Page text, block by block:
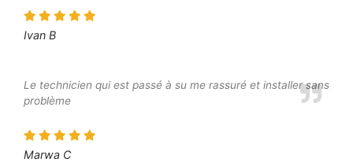
Ivan B
Le technicien qui est passé à su me rassuré et installer sans
problème
Marwa C